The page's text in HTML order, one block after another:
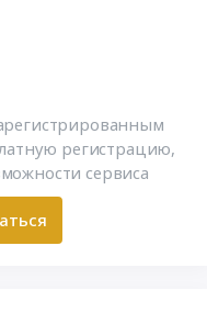
регистрацию,
сервиса